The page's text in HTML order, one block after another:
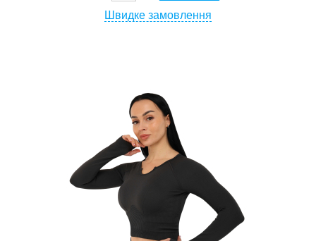
Швидке замовлення